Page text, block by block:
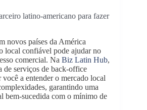
latino-americano para fazer
novos países da América
local confiável pode ajudar no
comercial. Na Biz Latin Hub,
de serviços de back-office
você a entender o mercado local
garantindo uma
bem-sucedida com o mínimo de